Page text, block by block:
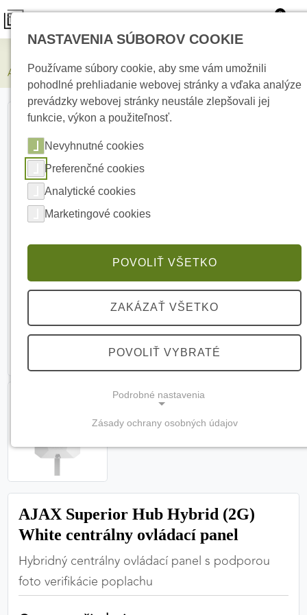
0
AJAX Superior Hub Hybrid (2G) White centrálny ovládací panel
AJAX Superior Hub Hybrid (2G)
White centrálny ovládací panel
Hybridný centrálny ovládací panel s podporou
foto verifikácie poplachu
NASTAVENIA SÚBOROV COOKIE
Používame súbory cookie, aby sme vám umožnili
pohodlné prehliadanie webovej stránky a vďaka analýze
prevádzky webovej stránky neustále zlepšovali jej
funkcie, výkon a použiteľnosť.
Nevyhnutné cookies
Preferenčné cookies
Analytické cookies
Marketingové cookies
POVOLIŤ VŠETKO
ZAKÁZAŤ VŠETKO
POVOLIŤ VYBRATÉ
Podrobné nastavenia
(vždy aktívne, nemožno vypnúť)
Tieto cookies sú potrebné na správne fungovanie
zabezpečiť jej plnú funkčnosť.
Zásady ochrany osobných údajov